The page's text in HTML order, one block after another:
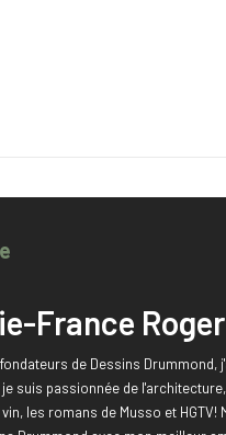
France Roger
de Dessins Drummond,
suis passionnée de
les romans de Musso et